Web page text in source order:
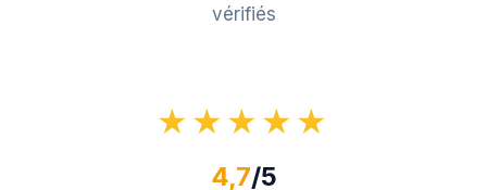
vérifiés
★★★★★
4,7/5